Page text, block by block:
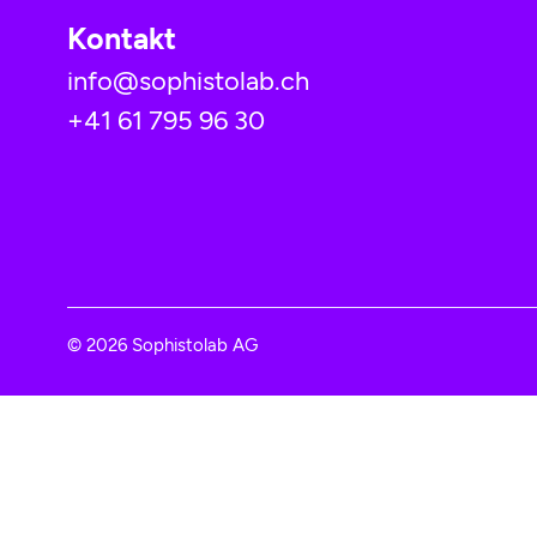
Kontakt
info@sophistolab.ch
+41 61 795 96 30
© 2026 Sophistolab AG